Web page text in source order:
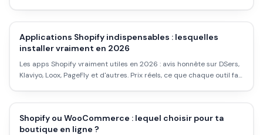
Applications Shopify indispensables : lesquelles
installer vraiment en 2026
Les apps Shopify vraiment utiles en 2026 : avis honnête sur DSers,
Klaviyo, Loox, PageFly et d'autres. Prix réels, ce que chaque outil fait
Shopify ou WooCommerce : lequel choisir pour ta
boutique en ligne ?